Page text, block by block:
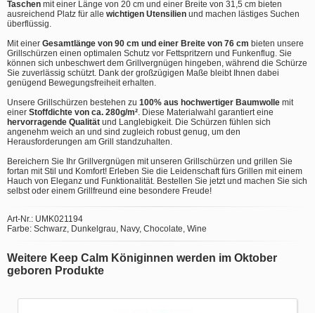
Taschen mit einer Länge von 20 cm und einer Breite von 31,5 cm bieten
ausreichend Platz für alle wichtigen Utensilien und machen lästiges Suchen
überflüssig.
Mit einer Gesamtlänge von 90 cm und einer Breite von 76 cm bieten unsere
Grillschürzen einen optimalen Schutz vor Fettspritzern und Funkenflug. Sie
können sich unbeschwert dem Grillvergnügen hingeben, während die Schürze
Sie zuverlässig schützt. Dank der großzügigen Maße bleibt Ihnen dabei
genügend Bewegungsfreiheit erhalten.
Unsere Grillschürzen bestehen zu 100% aus hochwertiger Baumwolle mit
einer Stoffdichte von ca. 280g/m² . Diese Materialwahl garantiert eine
hervorragende Qualität und Langlebigkeit. Die Schürzen fühlen sich
angenehm weich an und sind zugleich robust genug, um den
Herausforderungen am Grill standzuhalten.
Bereichern Sie Ihr Grillvergnügen mit unseren Grillschürzen und grillen Sie
fortan mit Stil und Komfort! Erleben Sie die Leidenschaft fürs Grillen mit einem
Hauch von Eleganz und Funktionalität. Bestellen Sie jetzt und machen Sie sich
selbst oder einem Grillfreund eine besondere Freude!
Art-Nr.: UMK021194
Farbe: Schwarz, Dunkelgrau, Navy, Chocolate, Wine
Weitere Keep Calm Königinnen werden im Oktober
geboren Produkte